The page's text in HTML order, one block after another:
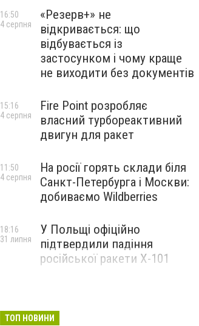
«Резерв+» не
відкривається: що
відбувається із
застосунком і чому краще
не виходити без документів
16:50
4 серпня
Fire Point розробляє
власний турбореактивний
двигун для ракет
15:16
4 серпня
На росії горять склади біля
Санкт-Петербурга і Москви:
добиваємо Wildberries
11:50
4 серпня
У Польщі офіційно
підтвердили падіння
російської ракети Х-101
18:16
31 липня
ТОП НОВИНИ